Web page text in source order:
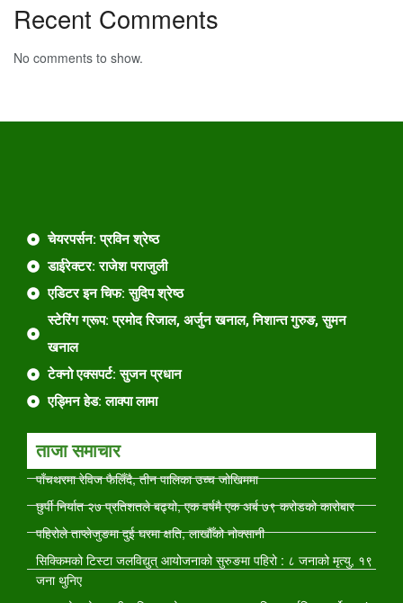
Recent Comments
No comments to show.
चेयरपर्सन: प्रविन श्रेष्ठ
डाईरेक्टर: राजेश पराजुली
एडिटर इन चिफ: सुदिप श्रेष्ठ
स्टेरिंग ग्रूप: प्रमोद रिजाल, अर्जुन खनाल, निशान्त गुरुङ, सुमन
खनाल
टेक्नो एक्सपर्ट: सुजन प्रधान
एड्मिन हेड: लाक्पा लामा
ताजा समाचार
पाँचथरमा रेविज फैलिँदै, तीन पालिका उच्च जोखिममा
छुर्पी निर्यात २७ प्रतिशतले बढ्यो, एक वर्षमै एक अर्ब ७९ करोडको कारोबार
पहिरोले ताप्लेजुङमा दुई घरमा क्षति, लाखौँको नोक्सानी
सिक्किमको टिस्टा जलविद्युत् आयोजनाको सुरुङमा पहिरो : ८ जनाको मृत्यु, १९
जना थुनिए